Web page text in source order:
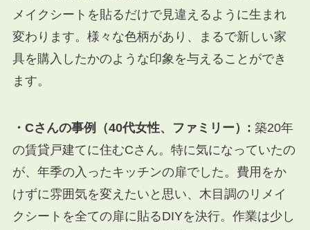
メイクシートを貼るだけで見違えるように生まれ
変わります。様々な色柄があり、まるで新しい家
具を購入したかのような印象を与えることができ
ます。
・Cさんの事例（40代女性、ファミリー）: 築20年
の賃貸戸建てに住むCさん。特に気になっていたの
が、年季の入ったキッチンの扉でした。費用をか
けずに雰囲気を変えたいと思い、木目調のリメイ
クシートを全ての扉に貼るDIYを決行。作業は少し